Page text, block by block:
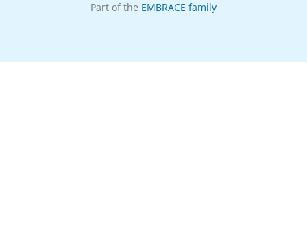
Part of the EMBRACE family